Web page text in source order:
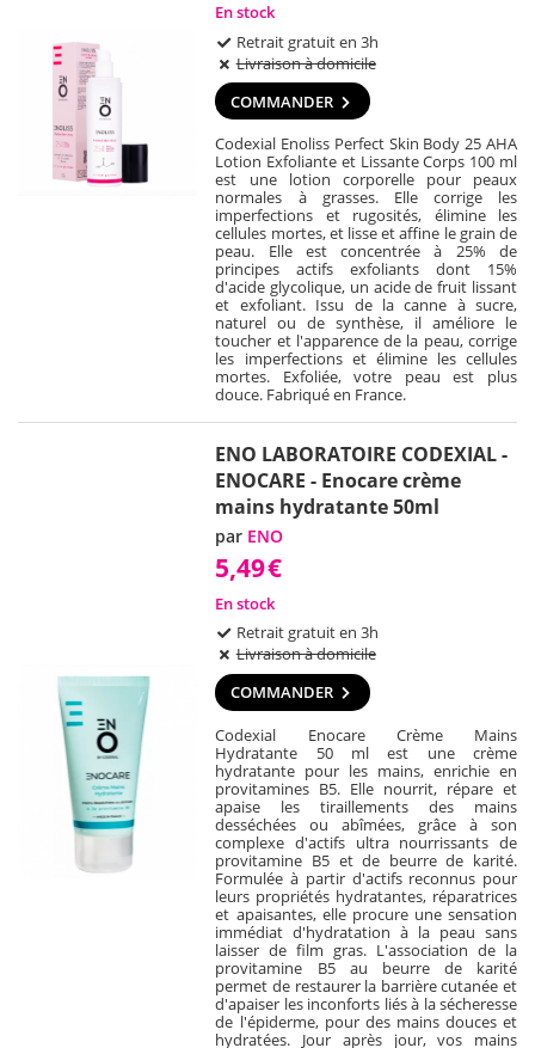
En stock
Retrait gratuit en 3h
Livraison à domicile
COMMANDER
Codexial Enoliss Perfect Skin Body 25 AHA
Lotion Exfoliante et Lissante Corps 100 ml
est une lotion corporelle pour peaux
normales à grasses. Elle corrige les
imperfections et rugosités, élimine les
cellules mortes, et lisse et affine le grain de
peau. Elle est concentrée à 25% de
principes actifs exfoliants dont 15%
d'acide glycolique, un acide de fruit lissant
et exfoliant. Issu de la canne à sucre,
naturel ou de synthèse, il améliore le
toucher et l'apparence de la peau, corrige
les imperfections et élimine les cellules
mortes. Exfoliée, votre peau est plus
douce. Fabriqué en France.
ENO LABORATOIRE CODEXIAL -
ENOCARE - Enocare crème
mains hydratante 50ml
par ENO
5,49€
En stock
Retrait gratuit en 3h
Livraison à domicile
COMMANDER
Codexial Enocare Crème Mains
Hydratante 50 ml est une crème
hydratante pour les mains, enrichie en
provitamines B5. Elle nourrit, répare et
apaise les tiraillements des mains
desséchées ou abîmées, grâce à son
complexe d'actifs ultra nourrissants de
provitamine B5 et de beurre de karité.
Formulée à partir d'actifs reconnus pour
leurs propriétés hydratantes, réparatrices
et apaisantes, elle procure une sensation
immédiat d'hydratation à la peau sans
laisser de film gras. L'association de la
provitamine B5 au beurre de karité
permet de restaurer la barrière cutanée et
d'apaiser les inconforts liés à la sécheresse
de l'épiderme, pour des mains douces et
hydratées. Jour après jour, vos mains